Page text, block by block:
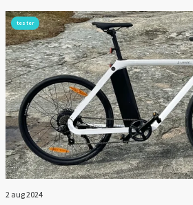
tester
2 aug 2024